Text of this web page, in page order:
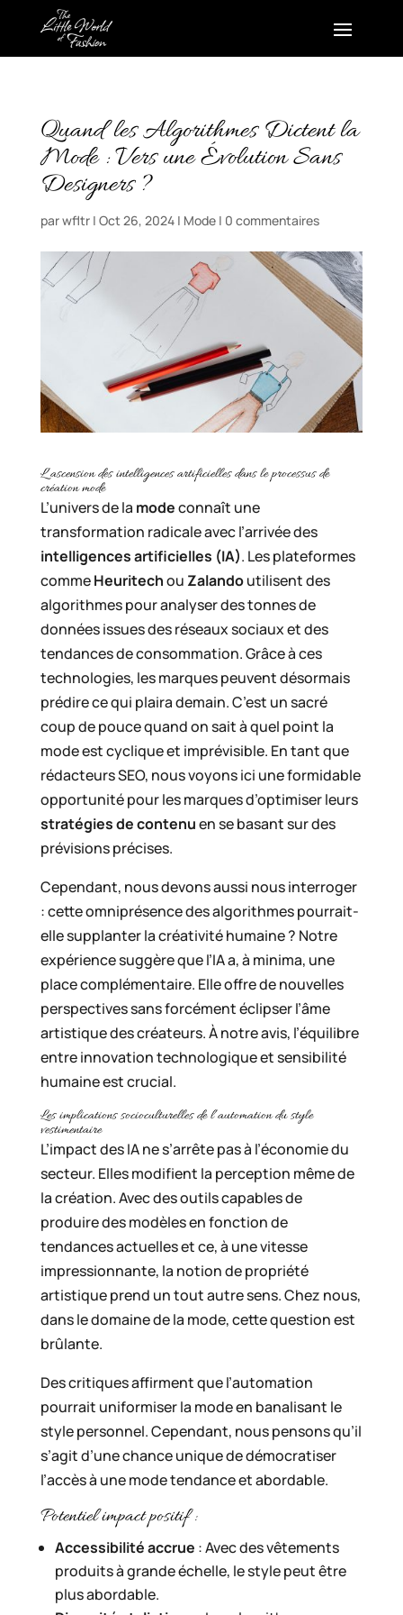
Quand les Algorithmes Dictent la
Mode : Vers une Évolution Sans
Designers ?
parwfltr| Oct 26, 2024| Mode| 0 commentaires
L’ascension des intelligences artificielles dans le processus de
création mode
L’univers de la modeconnaît une
transformation radicale avec l’arrivée des
intelligences artificielles (IA). Les plateformes
commeHeuritechou Zalandoutilisent des
algorithmes pour analyser des tonnes de
données issues des réseaux sociaux et des
tendances de consommation. Grâce à ces
technologies, les marques peuvent désormais
prédire ce qui plaira demain. C’est un sacré
coup de pouce quand on sait à quel point la
mode est cyclique et imprévisible. En tant que
rédacteurs SEO, nous voyons ici une formidable
opportunité pour les marques d’optimiser leurs
stratégies de contenuen se basant sur des
prévisions précises.
Cependant, nous devons aussi nous interroger
: cette omniprésence des algorithmes pourrait-
elle supplanter la créativité humaine ? Notre
expérience suggère que l’IA a, à minima, une
place complémentaire. Elle offre de nouvelles
perspectives sans forcément éclipser l’âme
artistique des créateurs. À notre avis, l’équilibre
entre innovation technologique et sensibilité
humaine est crucial.
Les implications socioculturelles de l’automation du style
vestimentaire
L’impact des IA ne s’arrête pas à l’économie du
secteur. Elles modifient la perception même de
la création. Avec des outils capables de
produire des modèles en fonction de
tendances actuelles et ce, à une vitesse
impressionnante, la notion de propriété
artistique prend un tout autre sens. Chez nous,
dans le domaine de la mode, cette question est
brûlante.
Des critiques affirment que l’automation
pourrait uniformiser la mode en banalisant le
style personnel. Cependant, nous pensons qu’il
s’agit d’une chance unique de démocratiser
l’accès à une mode tendance et abordable.
Potentiel impact positif :
Accessibilité accrue : Avec des vêtements
produits à grande échelle, le style peut être
plus abordable.